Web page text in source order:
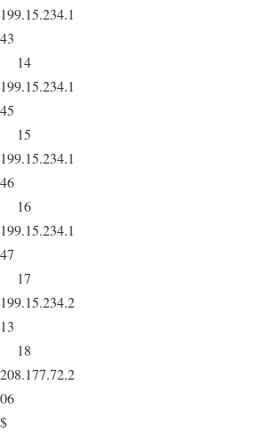
199.15.234.1
43
14
199.15.234.1
45
15
199.15.234.1
46
16
199.15.234.1
47
17
199.15.234.2
13
18
208.177.72.2
06
$